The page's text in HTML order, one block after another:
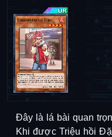
Đây là lá bài quan
Khi được Triệu hồi